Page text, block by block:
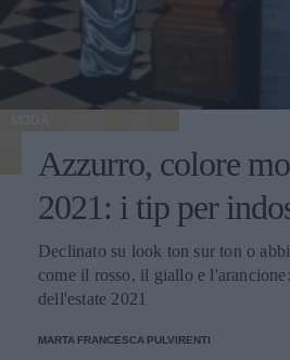
MODA
Azzurro, colore
2021: i tip per
Declinato su look ton sur ton o
come il rosso, il giallo e
dell'estate 2021
MARTA FRANCESCA PULVIRENTI